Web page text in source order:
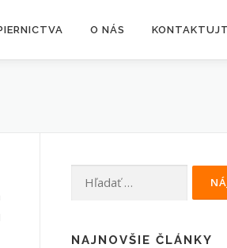
O NÁS
Hľadať:
NAJNOVŠIE ČLÁNKY